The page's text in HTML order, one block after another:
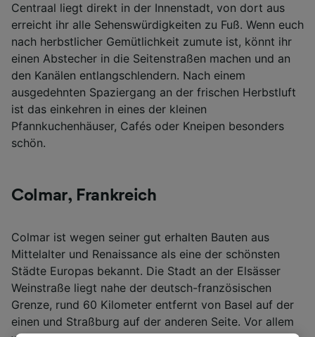
Centraal liegt direkt in der Innenstadt, von dort aus
erreicht ihr alle Sehenswürdigkeiten zu Fuß. Wenn euch
nach herbstlicher Gemütlichkeit zumute ist, könnt ihr
einen Abstecher in die Seitenstraßen machen und an
den Kanälen entlangschlendern. Nach einem
ausgedehnten Spaziergang an der frischen Herbstluft
ist das einkehren in eines der kleinen
Pfannkuchenhäuser, Cafés oder Kneipen besonders
schön.
Colmar, Frankreich
Colmar ist wegen seiner gut erhalten Bauten aus
Mittelalter und Renaissance als eine der schönsten
Städte Europas bekannt. Die Stadt an der Elsässer
Weinstraße liegt nahe der deutsch-französischen
Grenze, rund 60 Kilometer entfernt von Basel auf der
einen und Straßburg auf der anderen Seite. Vor allem